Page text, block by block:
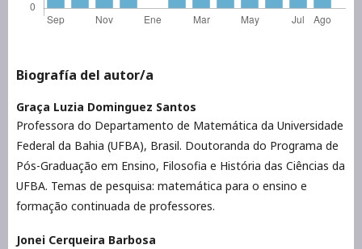
Biografía del autor/a
Graça Luzia Dominguez Santos
Professora do Departamento de Matemática da Universidade
Federal da Bahia (UFBA), Brasil. Doutoranda do Programa de
Pós-Graduação em Ensino, Filosofia e História das Ciências da
UFBA. Temas de pesquisa: matemática para o ensino e
formação continuada de professores.
Jonei Cerqueira Barbosa